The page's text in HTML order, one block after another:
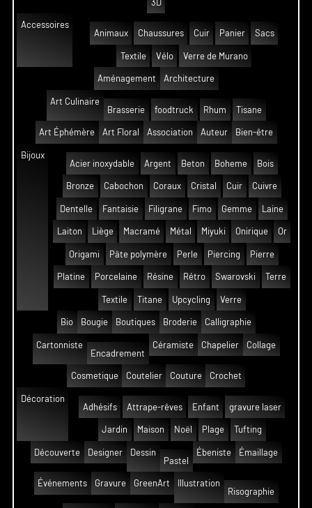
3D
Accessoires
Animaux
Chaussures Cuir Panier Sacs
Textile Vélo Verre de Murano
Aménagement Architecture
Art Culinaire
Brasserie
foodtruck Rhum Tisane
Art Éphémère Art Floral Association Auteur Bien-être
Bijoux
Acier inoxydable
Argent Beton Boheme Bois
Bronze Cabochon Coraux Cristal Cuir Cuivre
Dentelle Fantaisie Filigrane Fimo Gemme Laine
Laiton Liège Macramé Métal Miyuki Onirique Or
Origami Pâte polymère Perle Piercing Pierre
Platine Porcelaine Résine Rétro Swarovski Terre
Textile Titane Upcycling Verre
Bio Bougie Boutiques Broderie Calligraphie
Cartonniste
Encadrement
Céramiste Chapelier Collage
Cosmetique Coutelier Couture Crochet
Décoration
Adhésifs
Attrape-rêves Enfant gravure laser
Jardin Maison Noël Plage Tufting
Découverte Designer
Dessin
Pastel
Ébeniste Émaillage
Événements Gravure GreenArt
Illustration
Risographie